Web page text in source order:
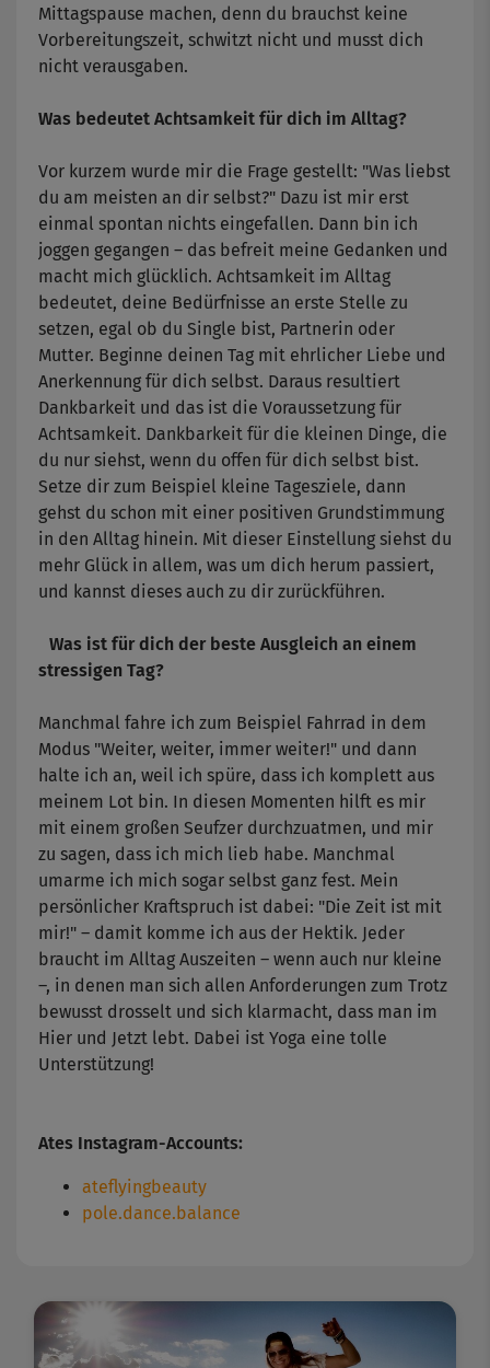
Mittagspause machen, denn du brauchst keine
Vorbereitungszeit, schwitzt nicht und musst dich
nicht verausgaben.
Was bedeutet Achtsamkeit für dich im Alltag?
Vor kurzem wurde mir die Frage gestellt: "Was liebst
du am meisten an dir selbst?" Dazu ist mir erst
einmal spontan nichts eingefallen. Dann bin ich
joggen gegangen – das befreit meine Gedanken und
macht mich glücklich. Achtsamkeit im Alltag
bedeutet, deine Bedürfnisse an erste Stelle zu
setzen, egal ob du Single bist, Partnerin oder
Mutter. Beginne deinen Tag mit ehrlicher Liebe und
Anerkennung für dich selbst. Daraus resultiert
Dankbarkeit und das ist die Voraussetzung für
Achtsamkeit. Dankbarkeit für die kleinen Dinge, die
du nur siehst, wenn du offen für dich selbst bist.
Setze dir zum Beispiel kleine Tagesziele, dann
gehst du schon mit einer positiven Grundstimmung
in den Alltag hinein. Mit dieser Einstellung siehst du
mehr Glück in allem, was um dich herum passiert,
und kannst dieses auch zu dir zurückführen.
Was ist für dich der beste Ausgleich an einem
stressigen Tag?
Manchmal fahre ich zum Beispiel Fahrrad in dem
Modus "Weiter, weiter, immer weiter!" und dann
halte ich an, weil ich spüre, dass ich komplett aus
meinem Lot bin. In diesen Momenten hilft es mir
mit einem großen Seufzer durchzuatmen, und mir
zu sagen, dass ich mich lieb habe. Manchmal
umarme ich mich sogar selbst ganz fest. Mein
persönlicher Kraftspruch ist dabei: "Die Zeit ist mit
mir!" – damit komme ich aus der Hektik. Jeder
braucht im Alltag Auszeiten – wenn auch nur kleine
–, in denen man sich allen Anforderungen zum Trotz
bewusst drosselt und sich klarmacht, dass man im
Hier und Jetzt lebt. Dabei ist Yoga eine tolle
Unterstützung!
Ates Instagram-Accounts:
ateflyingbeauty
pole.dance.balance